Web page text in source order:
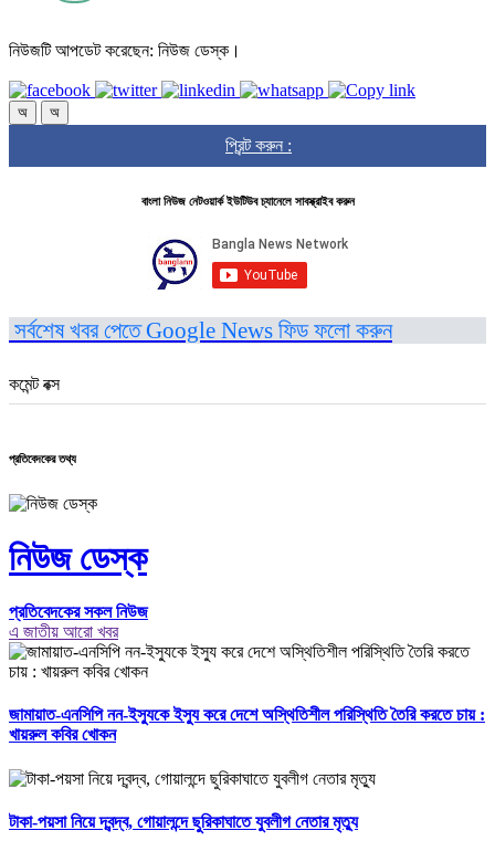
নিউজটি আপডেট করেছেন: নিউজ ডেস্ক।
অ অ
প্রিন্ট করুন :
বাংলা নিউজ নেটওয়ার্ক ইউটিউব চ্যানেলে সাবস্ক্রাইব করুন
সর্বশেষ খবর পেতে Google News ফিড ফলো করুন
কমেন্ট বক্স
প্রতিবেদকের তথ্য
নিউজ ডেস্ক
প্রতিবেদকের সকল নিউজ
এ জাতীয় আরো খবর
জামায়াত-এনসিপি নন-ইস্যুকে ইস্যু করে দেশে অস্থিতিশীল পরিস্থিতি তৈরি করতে চায় :
খায়রুল কবির খোকন
টাকা-পয়সা নিয়ে দ্বন্দ্ব, গোয়ালন্দে ছুরিকাঘাতে যুবলীগ নেতার মৃত্যু